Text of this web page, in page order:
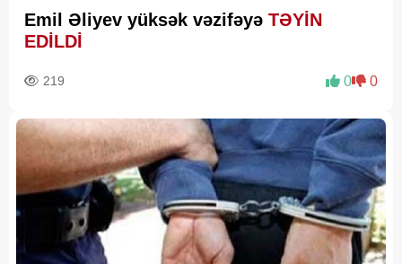
Emil Əliyev yüksək vəzifəyə TƏYİN
EDİLDİ
219 0 0